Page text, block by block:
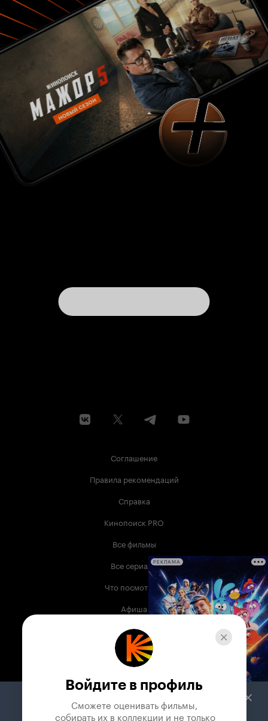
Соглашение
Правила рекомендаций
Справка
Кинопоиск PRO
Все фильмы
Все сериалы
Что посмотреть
Афиша
Музыка
Телепрограмма
Служба поддержки
РЕКЛАМА
Войдите в профиль
Сможете оценивать фильмы,
собирать их в коллекции и не только